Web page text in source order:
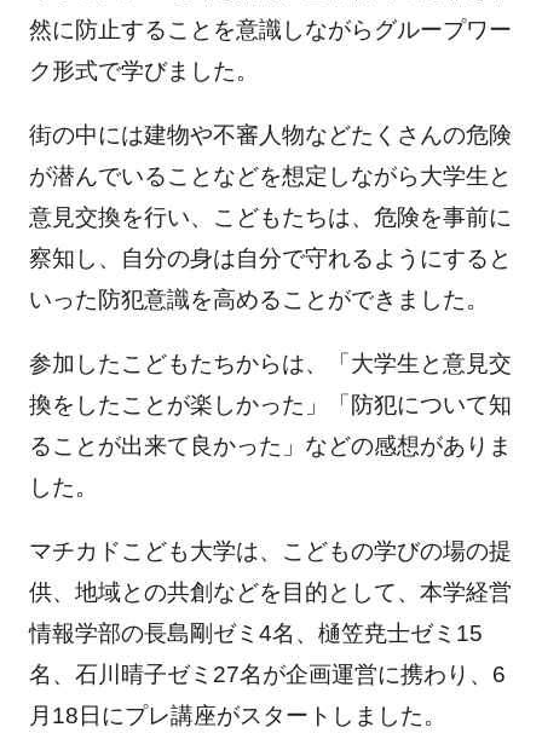
然に防止することを意識しながらグループワー
ク形式で学びました。
街の中には建物や不審人物などたくさんの危険
が潜んでいることなどを想定しながら大学生と
意見交換を行い、こどもたちは、危険を事前に
察知し、自分の身は自分で守れるようにすると
いった防犯意識を高めることができました。
参加したこどもたちからは、「大学生と意見交
換をしたことが楽しかった」「防犯について知
ることが出来て良かった」などの感想がありま
した。
マチカドこども大学は、こどもの学びの場の提
供、地域との共創などを目的として、本学経営
情報学部の長島剛ゼミ4名、樋笠尭士ゼミ15
名、石川晴子ゼミ27名が企画運営に携わり、6
月18日にプレ講座がスタートしました。